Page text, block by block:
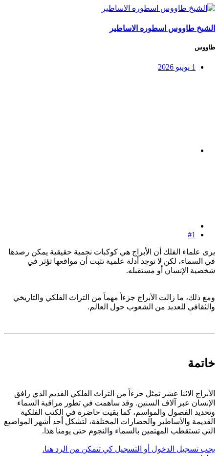
الشيخ طاووس اسطوره الاساطير
طاووس
1 يونيو 2026
#1
يرى علماء الفلك أن الأبراج هي كوكبات نجمية حقيقية يمكن رصدها
في السماء، لكن لا توجد أدلة علمية تثبت أن مواقعها تؤثر في
شخصية الإنسان أو مستقبله.
ومع ذلك، ما زالت الأبراج جزءاً مهماً من التراث الفلكي والتاريخي
والثقافي للعديد من الشعوب حول العالم.
خاتمة​
الأبراج الاثنا عشر تمثل جزءاً من التراث الفلكي القديم الذي رافق
الإنسان عبر آلاف السنين. وقد ساهمت في تطور مراقبة السماء
وتحديد الفصول والمواسم، كما بقيت حاضرة في الكتب الفلكية
القديمة والأساطير والحضارات المختلفة، لتشكل أحد أشهر المواضيع
التي تستقطب المهتمين بالسماء والنجوم حتى يومنا هذا.
يجب تسجيل الدخول أو التسجيل كي تتمكن من الرد هنا.